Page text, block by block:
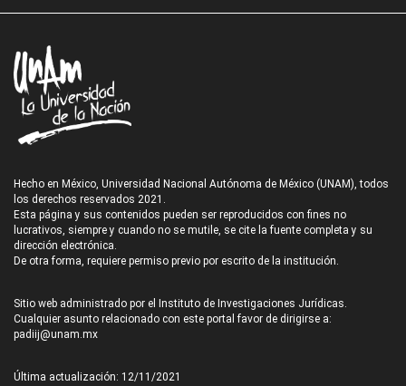
Hecho en México, Universidad Nacional Autónoma de México (UNAM), todos
los derechos reservados 2021.
Esta página y sus contenidos pueden ser reproducidos con fines no
lucrativos, siempre y cuando no se mutile, se cite la fuente completa y su
dirección electrónica.
De otra forma, requiere permiso previo por escrito de la institución.
Sitio web administrado por el Instituto de Investigaciones Jurídicas.
Cualquier asunto relacionado con este portal favor de dirigirse a:
padiij@unam.mx
Última actualización: 12/11/2021